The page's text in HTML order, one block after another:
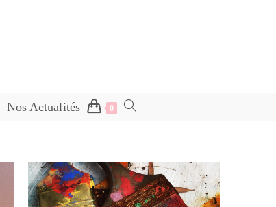
Nos Actualités 0